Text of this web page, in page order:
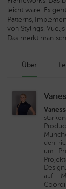
leicht wäre. Es
Patterns,
von Stylings.
Das merkt man
Über
den
um
auf